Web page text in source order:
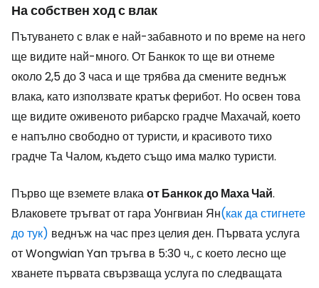
На собствен ход с влак
Пътуването с влак е най-забавното и по време на него
ще видите най-много. От Банкок то ще ви отнеме
около 2,5 до 3 часа и ще трябва да смените веднъж
влака, като използвате кратък ферибот. Но освен това
ще видите оживеното рибарско градче Махачай, което
е напълно свободно от туристи, и красивото тихо
градче Та Чалом, където също има малко туристи.
Първо ще вземете влакаот Банкок до Маха Чай.
Влаковете тръгват от гара Уонгвиан Ян(как да стигнете
до тук) веднъж на час през целия ден. Първата услуга
от Wongwian Yan тръгва в 5:30 ч., с което лесно ще
хванете първата свързваща услуга по следващата